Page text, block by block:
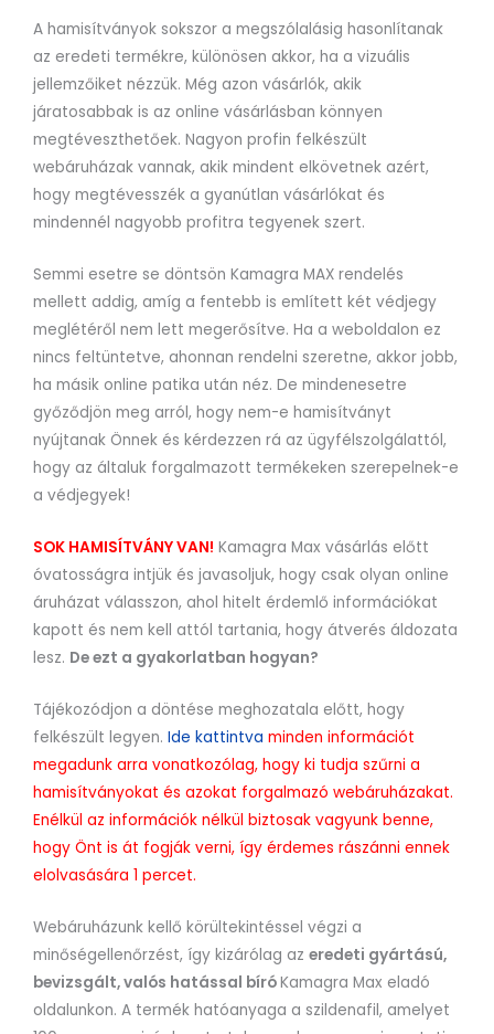
A hamisítványok sokszor a megszólalásig hasonlítanak
az eredeti termékre, különösen akkor, ha a vizuális
jellemzőiket nézzük. Még azon vásárlók, akik
járatosabbak is az online vásárlásban könnyen
megtéveszthetőek. Nagyon profin felkészült
webáruházak vannak, akik mindent elkövetnek azért,
hogy megtévesszék a gyanútlan vásárlókat és
mindennél nagyobb profitra tegyenek szert.
Semmi esetre se döntsön Kamagra MAX rendelés
mellett addig, amíg a fentebb is említett két védjegy
meglétéről nem lett megerősítve. Ha a weboldalon ez
nincs feltüntetve, ahonnan rendelni szeretne, akkor jobb,
ha másik online patika után néz. De mindenesetre
győződjön meg arról, hogy nem-e hamisítványt
nyújtanak Önnek és kérdezzen rá az ügyfélszolgálattól,
hogy az általuk forgalmazott termékeken szerepelnek-e
a védjegyek!
SOK HAMISÍTVÁNY VAN! Kamagra Max vásárlás előtt
óvatosságra intjük és javasoljuk, hogy csak olyan online
áruházat válasszon, ahol hitelt érdemlő információkat
kapott és nem kell attól tartania, hogy átverés áldozata
lesz. De ezt a gyakorlatban hogyan?
Tájékozódjon a döntése meghozatala előtt, hogy
felkészült legyen. Ide kattintva minden információt
megadunk arra vonatkozólag, hogy ki tudja szűrni a
hamisítványokat és azokat forgalmazó webáruházakat.
Enélkül az információk nélkül biztosak vagyunk benne,
hogy Önt is át fogják verni, így érdemes rászánni ennek
elolvasására 1 percet.
Webáruházunk kellő körültekintéssel végzi a
minőségellenőrzést, így kizárólag az eredeti gyártású,
bevizsgált, valós hatással bíróKamagra Max eladó
oldalunkon. A termék hatóanyaga a szildenafil, amelyet